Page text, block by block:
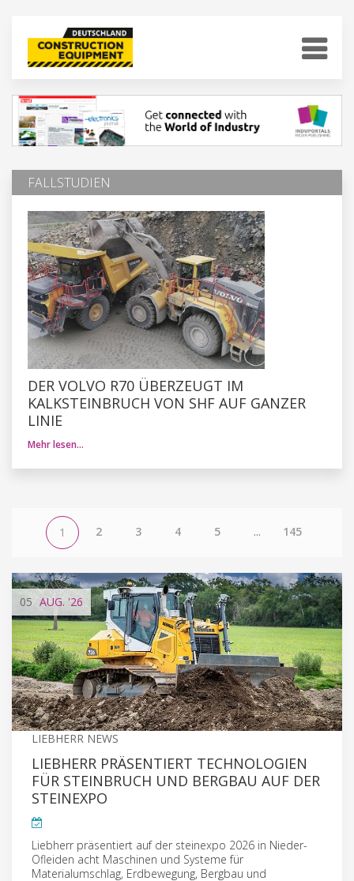
FALLSTUDIEN
DER VOLVO R70 ÜBERZEUGT IM
KALKSTEINBRUCH VON SHF AUF GANZER
LINIE
Mehr lesen…
1 2 3 4 5 ... 145
05 AUG. '26
LIEBHERR NEWS
LIEBHERR PRÄSENTIERT TECHNOLOGIEN
FÜR STEINBRUCH UND BERGBAU AUF DER
STEINEXPO
Liebherr präsentiert auf der steinexpo 2026 in Nieder-
Ofleiden acht Maschinen und Systeme für
Materialumschlag, Erdbewegung, Bergbau und